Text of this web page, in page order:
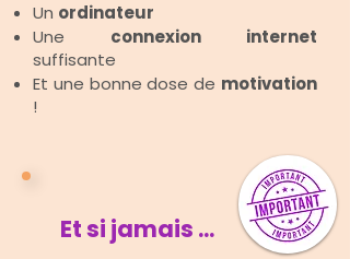
Un ordinateur
Une connexion internet
suffisante
Et une bonne dose de motivation
!
Et si jamais ...